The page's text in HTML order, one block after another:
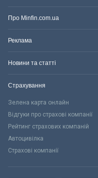
Про Minfin.com.ua
Реклама
Новини та статті
Страхування
Зелена карта онлайн
Відгуки про страхові компанії
Рейтинг страхових компаній
Автоцивілка
Страхові компанії